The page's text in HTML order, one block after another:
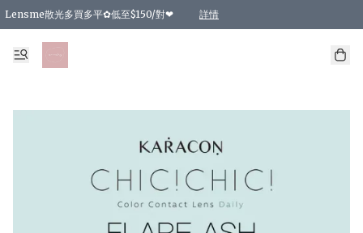
Lensme散光多買多平✿低至$150/對❤ 詳情
台灣Karacon⁩✧日拋 特價清貨❁⃘
日本韓國多款日/月拋現貨☼ 特價❤︎數量有限 售完即止
🇰🇷韓國多款月拋現貨 特價兩對$99✿數量有限 售完即止♫
精選商品，任選買2件或以上9 折；買4件或以上85 折；買6件或以上8 折
精選商品，任選買2件HKD 140.00；買4件HKD 260.00
精選商品，任選買2件HKD 190.00；買4件HKD 360.00
精選商品，任選買2件HKD 110.00；買4件HKD 180.00
精選商品，任選買2件HKD 170.00；買4件HKD 320.00
精選商品，任選買2件或以上減HKD 148.00
精選商品，任選買2件或以上減HKD 148.00
精選商品，任選買2件或以上95 折；買4件或以上9 折；買6件或以上85 折；買8件
精選商品，任選買12件或以上87 折
精選商品，任選買2件或以上減HKD 16.00；買4件或以上減HKD 32.00；買6
精選商品，任選買2件或以上95 折；買4件或以上9 折；買8件或以上85 折；買12
購物滿 HKD 800.00即享免運費優惠！（適用於 特定的送貨方式 )